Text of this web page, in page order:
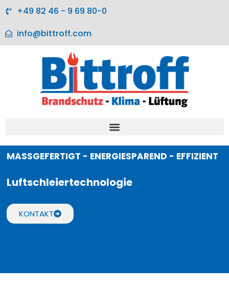
+49 82 46 - 9 69 80-0
info@bittroff.com
MASSGEFERTIGT - ENERGIESPAREND - EFFIZIENT
Luftschleiertechnologie
KONTAKT